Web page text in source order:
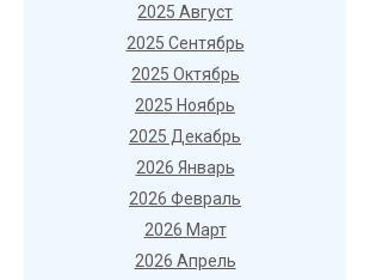
2025 Август
2025 Сентябрь
2025 Октябрь
2025 Ноябрь
2025 Декабрь
2026 Январь
2026 Февраль
2026 Март
2026 Апрель